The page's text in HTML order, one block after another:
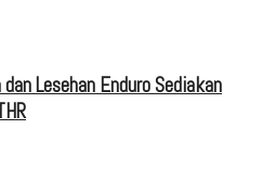
Lesehan Enduro Sediakan